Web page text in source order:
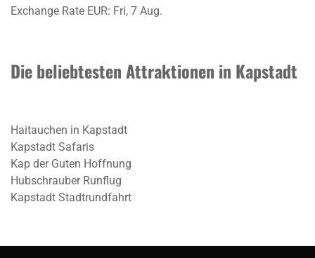
Exchange Rate EUR: Fri, 7 Aug.
Die beliebtesten Attraktionen in Kapstadt
Haitauchen in Kapstadt
Kapstadt Safaris
Kap der Guten Hoffnung
Hubschrauber Runflug
Kapstadt Stadtrundfahrt